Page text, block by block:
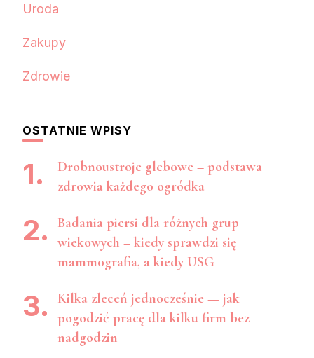
Uroda
Zakupy
Zdrowie
OSTATNIE WPISY
Drobnoustroje glebowe – podstawa
zdrowia każdego ogródka
Badania piersi dla różnych grup
wiekowych – kiedy sprawdzi się
mammografia, a kiedy USG
Kilka zleceń jednocześnie — jak
pogodzić pracę dla kilku firm bez
nadgodzin